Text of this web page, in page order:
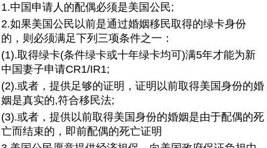
1.中国申请人的配偶必须是美国公民;
2.如果美国公民以前是通过婚姻移民取得的绿卡身份
的，则必须满足下列三项条件之一：
(1).取得绿卡(条件绿卡或十年绿卡均可)满5年才能为新
中国妻子申请CR1/IR1;
(2).或者，提供足够的证明，证明以前取得美国身份的婚
姻是真实的,符合移民法;
(3).或者，提供以前取得美国身份的婚姻是由于配偶的死
亡而结束的，即前配偶的死亡证明